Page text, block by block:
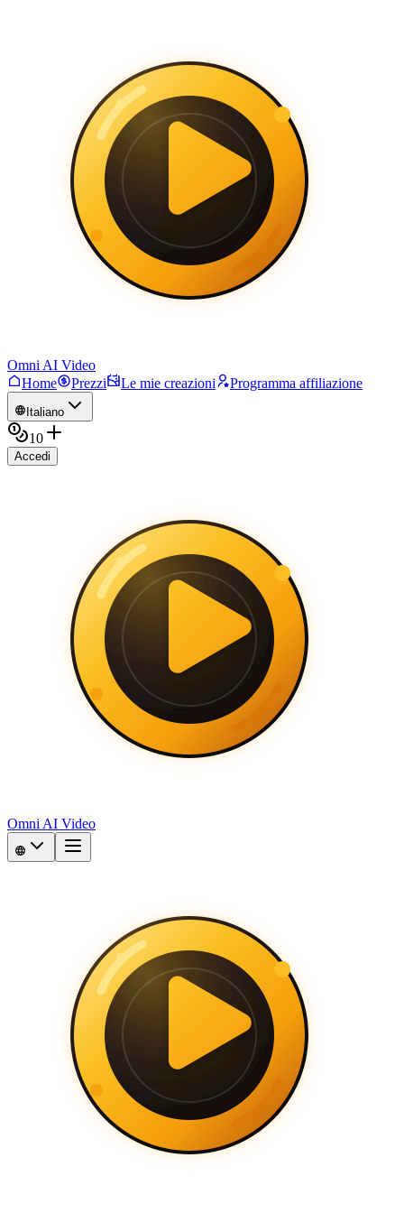
Omni AI Video
Home
Prezzi Le mie creazioni Programma affiliazione
Italiano
10
Accedi
Omni AI Video